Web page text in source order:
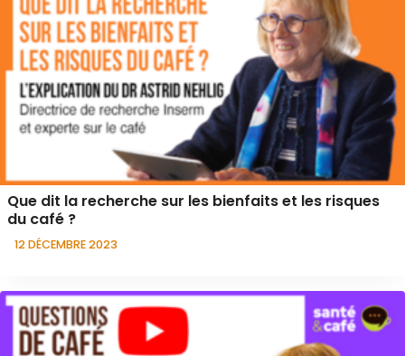
Que dit la recherche sur les bienfaits et les risques
du café ?
12 DÉCEMBRE 2023